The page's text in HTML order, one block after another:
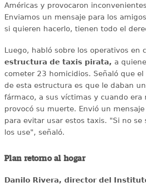
Américas y provocaron
Enviamos un mensaje para los
si quieren hacerlo, tienen todo el
Luego, habló sobre los operativos en
estructura de taxis pirata, a
cometer 23 homicidios. Señaló que
de esta estructura es que le daban
fármaco, a sus víctimas y cuando
provocó su muerte. Envió un
para evitar usar estos taxis. "Si no se
los use", señaló.
Plan retorno al hogar
Danilo Rivera, director del